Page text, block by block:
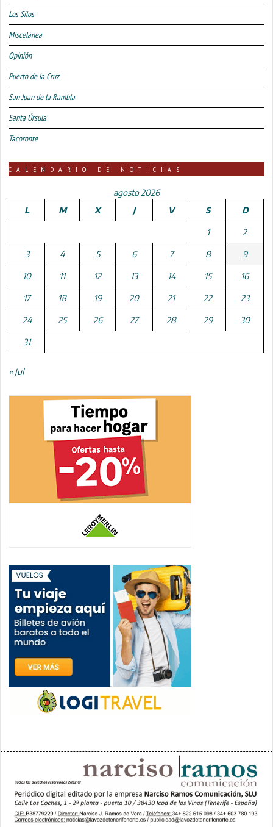
Los Silos
Miscelánea
Opinión
Puerto de la Cruz
San Juan de la Rambla
Santa Úrsula
Tacoronte
CALENDARIO DE NOTICIAS
agosto 2026
L
M X J V S D
1 2
3 4 5 6 7 8 9
10 11 12 13 14 15 16
17 18 19 20 21 22 23
24 25 26 27 28 29 30
31
« Jul